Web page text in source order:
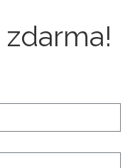
zdarma!